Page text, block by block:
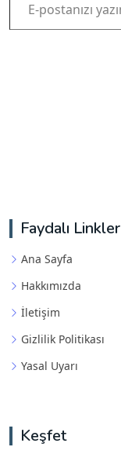
Faydalı Linkler
Ana Sayfa
Hakkımızda
İletişim
Gizlilik Politikası
Yasal Uyarı
Keşfet